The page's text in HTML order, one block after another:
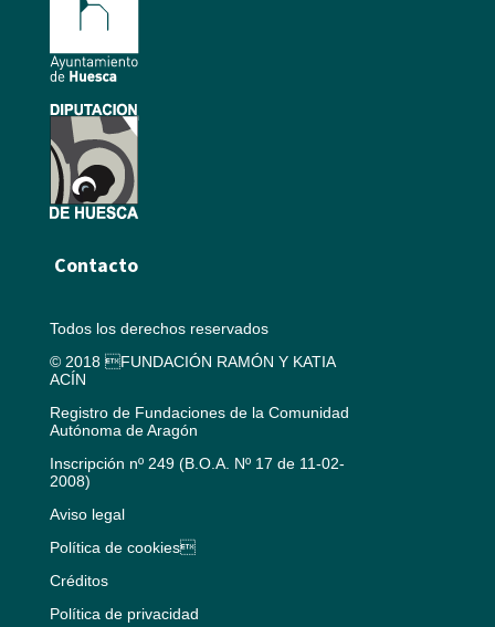
Contacto
Todos los derechos reservados
© 2018 FUNDACIÓN RAMÓN Y KATIA
ACÍN
Registro de Fundaciones de la Comunidad
Autónoma de Aragón
Inscripción nº 249 (B.O.A. Nº 17 de 11-02-
2008)
Aviso legal
Política de cookies
Créditos
Política de privacidad